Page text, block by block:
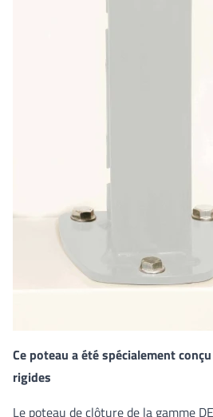
Ce poteau a été spécialement
rigides
Le poteau de clôture de la gamme